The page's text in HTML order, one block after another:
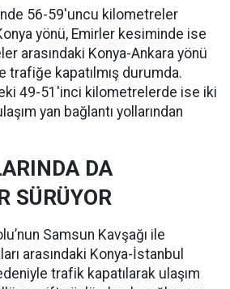
56-59'uncu kilometreler
yönü, Emirler kesiminde ise
arasındaki Konya-Ankara yönü
trafiğe kapatılmış durumda.
49-51'inci kilometrelerde ise iki
yan bağlantı yollarından
DA
SÜRÜYOR
Samsun Kavşağı ile
arasındaki Konya-İstanbul
trafik kapatılarak ulaşım